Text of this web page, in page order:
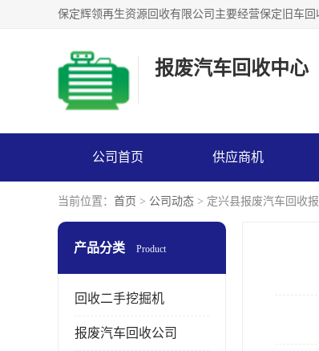
报废汽车回收中心
公司首页 供应商机
当前位置： 首页 > 公司动态 > 定兴县报废汽车回收
产品分类 Product
回收二手挖掘机
报废汽车回收公司